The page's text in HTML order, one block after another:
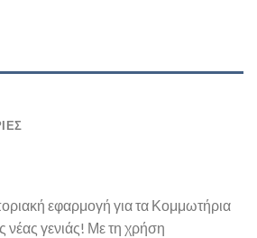
εφαρμογή για τα Κομμωτήρια
νέας γενιάς! Με τη χρήση